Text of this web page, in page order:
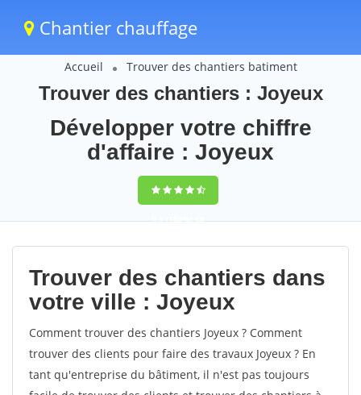
Chantier chauffage
Accueil Trouver des chantiers batiment
Trouver des chantiers : Joyeux
Développer votre chiffre
d'affaire : Joyeux
9,5(100%)58
votes
Trouver des chantiers dans
votre ville : Joyeux
Comment trouver des chantiers Joyeux ? Comment
trouver des clients pour faire des travaux Joyeux ? En
tant qu'entreprise du bâtiment, il n'est pas toujours